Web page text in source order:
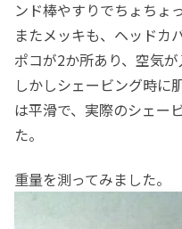
ンド棒やすりでちょちょ
またメッキも、ヘッドカ
ポコが2か所あり、空気が
しかしシェービング時に
は平滑で、実際のシェー
た。
重量を測ってみました。